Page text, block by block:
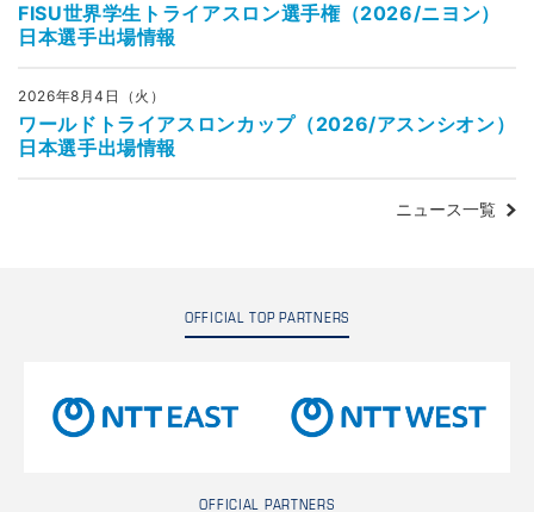
FISU世界学生トライアスロン選手権（2026/ニヨン）
日本選手出場情報
2026年8月4日（火）
ワールドトライアスロンカップ（2026/アスンシオン）
日本選手出場情報
ニュース一覧
OFFICIAL TOP PARTNERS
OFFICIAL PARTNERS